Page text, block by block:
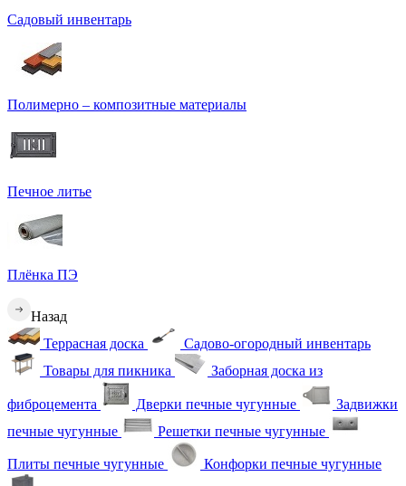
Садовый инвентарь
Полимерно – композитные материалы
Печное литье
Плёнка ПЭ
Назад
Террасная доска
Садово-огородный инвентарь
Товары для пикника
Заборная доска из
фиброцемента Дверки печные чугунные
Задвижки
печные чугунные
Решетки печные чугунные
Плиты печные чугунные Конфорки печные чугунные